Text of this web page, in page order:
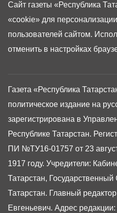
Газета «Республика
политическое издание на
зарегистрирована в
Республике Татарстан.
ПИ №ТУ16-01757 от 23
1917 году. Учредители:
Татарстан, Государственный
Татарстан. Главный
Евгеньевич. Адрес
Сайт газеты «Республика
«cookie» для
пользователей сайтом.
отменить в настройках